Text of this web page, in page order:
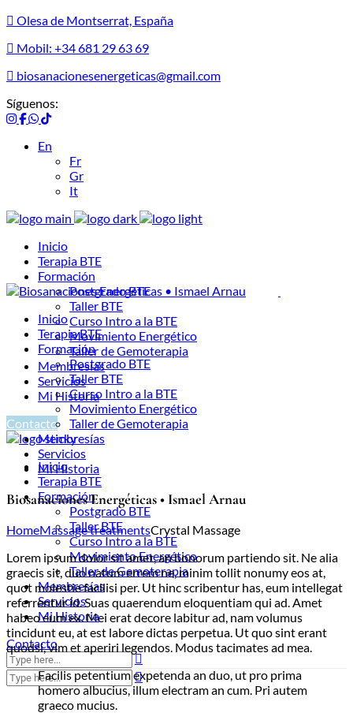
Olesa de Montserrat, España
Mobil: +34 681 29 63 69
biosanacionesenergeticas@gmail.com
Síguenos:
En
Fr
Gr
It
Inicio
Terapia BTE
Formación
Postgrado BTE
Taller BTE
Curso Intro a la BTE
Movimiento Energético
Taller de Gemoterapia
Membresías
Servicios
Mi Historia
Contacto
Inicio
Terapia BTE
Formación
Postgrado BTE
Taller BTE
Curso Intro a la BTE
Movimiento Energético
Taller de Gemoterapia
Membresías
Servicios
Mi Historia
Contacto
Inicio
Terapia BTE
Formación
Postgrado BTE
Taller BTE
Curso Intro a la BTE
Movimiento Energético
Taller de Gemoterapia
Membresías
Servicios
Mi Historia
Biosanaciones Energéticas • Ismael Arnau
HomeMassage treatmentsCrystal Massage
Lorem ipsum dolor sit amet, an bonorum partiendo sit. Ne alia
graecis sit, duo natum errem ne, minim tollit nonumy eos at,
quot molestie facilisi per. Ut hinc scribentur has, eum intellegat
referrentur id. Suas quaerendum eloquentiam qui ad. Amet
habeo eum ex. Mei erat decore labitur ad, nam volumus
tincidunt eu, at est labore dictas perpetua. Ut quo sint erant
quodsi, vim et aperiri legendos. Modus tacimates ad mea.
Facilis petentium expetenda an duo, ut pro prima
homero albucius, illum electram an cum. Pri autem
graeco mucius.